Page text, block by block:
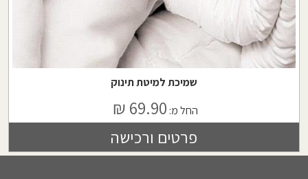
שמיכת למיטת תינוק
החל מ: 69.90 ₪
פרטים ורכישה